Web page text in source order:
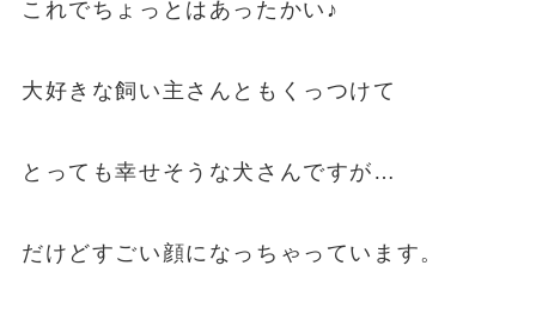
これでちょっとはあったかい♪
大好きな飼い主さんともくっつけて
とっても幸せそうな犬さんですが…
だけどすごい顔になっちゃっています。